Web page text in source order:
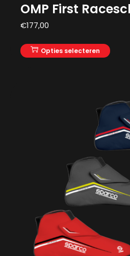
OMP First
€177,00
Opties selecteren